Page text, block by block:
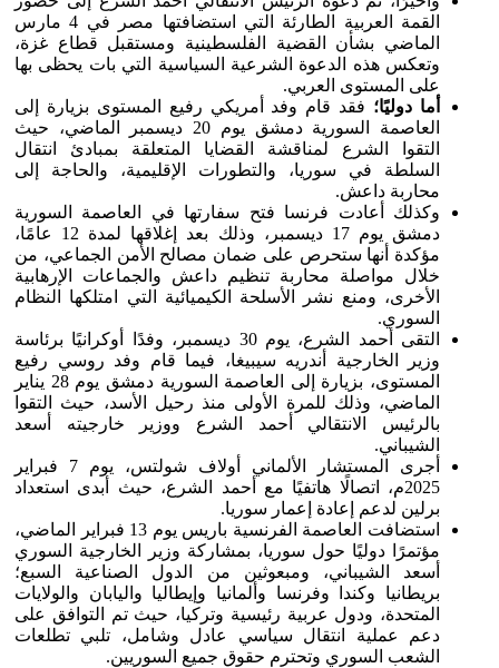
القمة العربية الطارئة التي استضافتها مصر في 4 مارس
الماضي بشأن القضية الفلسطينية ومستقبل قطاع غزة،
وتعكس هذه الدعوة الشرعية السياسية التي بات يحظى بها
على المستوى العربي.
أما دوليًا؛ فقد قام وفد أمريكي رفيع المستوى بزيارة إلى
العاصمة السورية دمشق يوم 20 ديسمبر الماضي، حيث
التقوا الشرع لمناقشة القضايا المتعلقة بمبادئ انتقال
السلطة في سوريا، والتطورات الإقليمية، والحاجة إلى
محاربة داعش.
وكذلك أعادت فرنسا فتح سفارتها في العاصمة السورية
دمشق يوم 17 ديسمبر، وذلك بعد إغلاقها لمدة 12 عامًا،
مؤكدة أنها ستحرص على ضمان مصالح الأمن الجماعي، من
خلال مواصلة محاربة تنظيم داعش والجماعات الإرهابية
الأخرى، ومنع نشر الأسلحة الكيميائية التي امتلكها النظام
السوري.
التقى أحمد الشرع، يوم 30 ديسمبر، وفدًا أوكرانيًا برئاسة
وزير الخارجية أندريه سيبيغا، فيما قام وفد روسي رفيع
المستوى، بزيارة إلى العاصمة السورية دمشق يوم 28 يناير
الماضي، وذلك للمرة الأولى منذ رحيل الأسد، حيث التقوا
بالرئيس الانتقالي أحمد الشرع ووزير خارجيته أسعد
الشيباني.
أجرى المستشار الألماني أولاف شولتس، يوم 7 فبراير
2025م، اتصالًا هاتفيًا مع أحمد الشرع، حيث أبدى استعداد
برلين لدعم إعادة إعمار سوريا.
استضافت العاصمة الفرنسية باريس يوم 13 فبراير الماضي،
مؤتمرًا دوليًا حول سوريا، بمشاركة وزير الخارجية السوري
أسعد الشيباني، ومبعوثين من الدول الصناعية السبع؛
بريطانيا وكندا وفرنسا وألمانيا وإيطاليا واليابان والولايات
المتحدة، ودول عربية رئيسية وتركيا، حيث تم التوافق على
دعم عملية انتقال سياسي عادل وشامل، تلبي تطلعات
الشعب السوري وتحترم حقوق جميع السوريين.